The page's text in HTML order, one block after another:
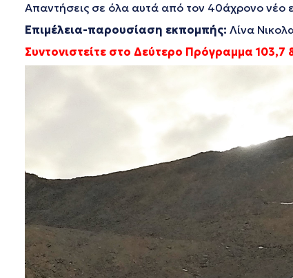
Απαντήσεις σε όλα αυτά από τον 40άχρονο νέο
Επιμέλεια-παρουσίαση εκπομπής: Λίνα
Συντονιστείτε στο Δεύτερο Πρόγραμμα 103,7